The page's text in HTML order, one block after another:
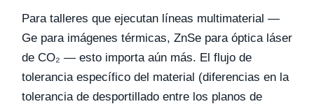
Para talleres que ejecutan líneas multimaterial —
Ge para imágenes térmicas, ZnSe para óptica láser
de CO₂ — esto importa aún más. El flujo de
tolerancia específico del material (diferencias en la
tolerancia de desportillado entre los planos de